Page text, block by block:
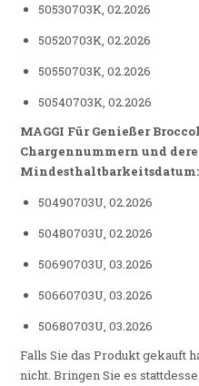
50530703K, 02.2026
50520703K, 02.2026
50550703K, 02.2026
50540703K, 02.2026
MAGGI Für Genießer
Chargennummern und
Mindesthaltbarkeitsdatum:
50490703U, 02.2026
50480703U, 02.2026
50690703U, 03.2026
50660703U, 03.2026
50680703U, 03.2026
Falls Sie das Produkt gekauft
nicht. Bringen Sie es